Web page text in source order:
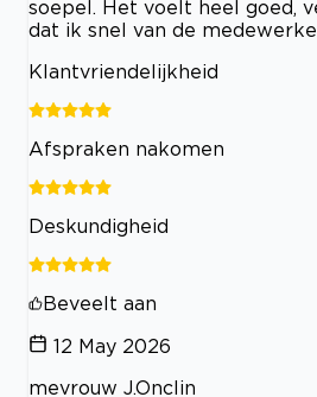
soepel. Het voelt heel goed,
dat ik snel van de
Klantvriendelijkheid
Afspraken nakomen
Deskundigheid
Beveelt aan
12 May 2026
mevrouw J.Onclin